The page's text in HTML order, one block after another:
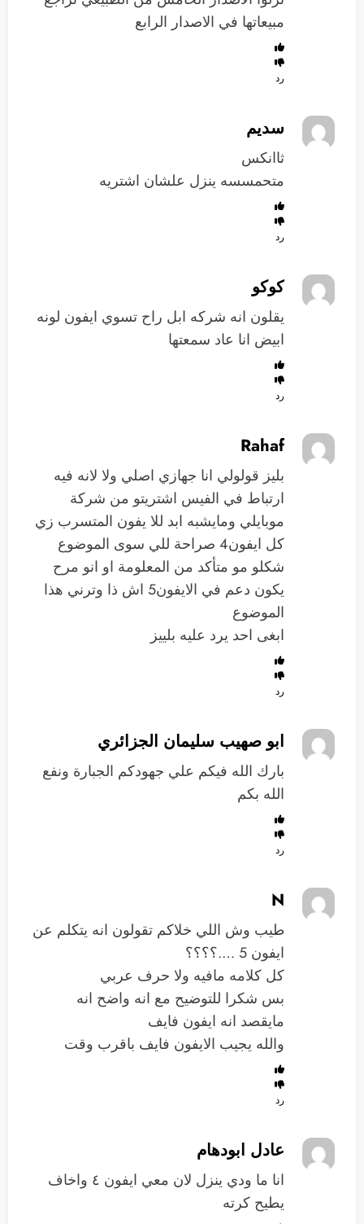
مبيعاتها في الاصدار الرابع
رد
سديم
ثاانكس
متحمسسه ينزل علشان اشتريه
رد
كوكو
يقلون انه شركه ابل راح تسوي ايفون لونه
ابيض انا عاد سمعتها
رد
Rahaf
بليز قولولي انا جهازي اصلي ولا لانه فيه
ارتباط في الفيس اشتريتو من شركة
موبايلي ومايشبه ابد للا يفون المتسرب زي
كل ايفون4 صراحة للي سوى الموضوع
شكلو مو متأكد من المعلومة او انو مرح
يكون دعم في الايفون5 اش ذا وترني هذا
الموضوع
ابغى احد يرد عليه بلييز
رد
ابو صهيب سليمان الجزائري
بارك الله فيكم علي جهودكم الجبارة ونفع
الله بكم
رد
N
طيب وش اللي خلاكم تقولون انه يتكلم عن
ايفون 5 ….؟؟؟؟
كل كلامه مافيه ولا حرف عربي
بس شكرا للتوضيح مع انه واضح انه
مايقصد انه ايفون فايف
والله يجيب الايفون فايف باقرب وقت
رد
عادل ابودهام
انا ما ودي ينزل لان معي ايفون ٤ واخاف
يطيح كرته